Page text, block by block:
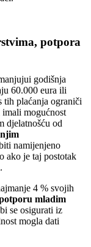
potpora
godišnja
60.000 eura ili
tih plaćanja ograniči
mogućnost
djelatnošću od
namijenjeno
ako je taj postotak
4 % svojih
mladim
se osigurati iz
mogla dati